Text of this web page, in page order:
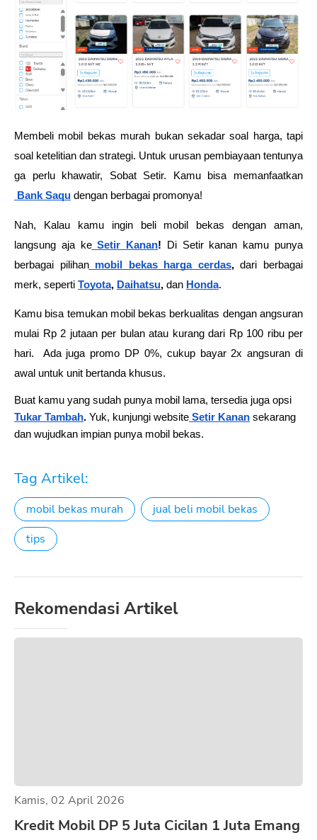
Membeli mobil bekas murah bukan sekadar soal harga, tapi
soal ketelitian dan strategi. Untuk urusan pembiayaan tentunya
ga perlu khawatir, Sobat Setir. Kamu bisa memanfaatkan
Bank Saqu dengan berbagai promonya!
Nah, Kalau kamu ingin beli mobil bekas dengan aman,
langsung aja ke Setir Kanan! Di Setir kanan kamu punya
berbagai pilihan mobil bekas harga cerdas, dari berbagai
merk, seperti Toyota, Daihatsu, dan Honda.
Kamu bisa temukan mobil bekas berkualitas dengan angsuran
mulai Rp 2 jutaan per bulan atau kurang dari Rp 100 ribu per
hari.  Ada juga promo DP 0%, cukup bayar 2x angsuran di
awal untuk unit bertanda khusus.
Buat kamu yang sudah punya mobil lama, tersedia juga opsi
Tukar Tambah. Yuk, kunjungi website Setir Kanan sekarang
dan wujudkan impian punya mobil bekas.
Tag Artikel:
mobil bekas murah
jual beli mobil bekas
tips
Rekomendasi Artikel
Kamis, 02 April 2026
Kredit Mobil DP 5 Juta Cicilan 1 Juta Emang